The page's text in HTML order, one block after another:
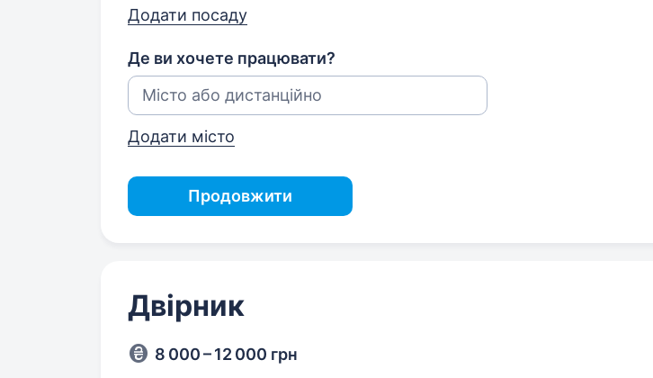
Додати посаду
Де ви хочете працювати?
Додати місто
Продовжити
Двірник
8 000 – 12 000 грн